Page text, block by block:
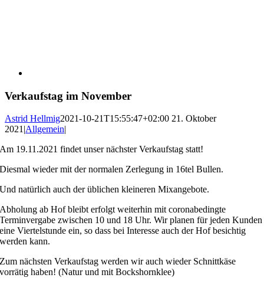
Verkaufstag im November
Astrid Hellmig2021-10-21T15:55:47+02:00 21. Oktober
2021|Allgemein|
Am 19.11.2021 findet unser nächster Verkaufstag statt!
Diesmal wieder mit der normalen Zerlegung in 16tel Bullen.
Und natürlich auch der üblichen kleineren Mixangebote.
Abholung ab Hof bleibt erfolgt weiterhin mit coronabedingte
Terminvergabe zwischen 10 und 18 Uhr. Wir planen für jeden Kunden
eine Viertelstunde ein, so dass bei Interesse auch der Hof besichtig
werden kann.
Zum nächsten Verkaufstag werden wir auch wieder Schnittkäse
vorrätig haben! (Natur und mit Bockshornklee)